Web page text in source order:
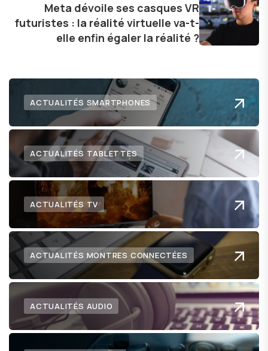
Meta dévoile ses casques VR
futuristes : la réalité virtuelle va-t-
elle enfin égaler la réalité ?
ACTUALITÉS SMARTPHONES
ACTUALITÉS TABLETTES
ACTUALITÉS TV
ACTUALITÉS MONTRES CONNECTÉES
ACTUALITÉS AUDIO